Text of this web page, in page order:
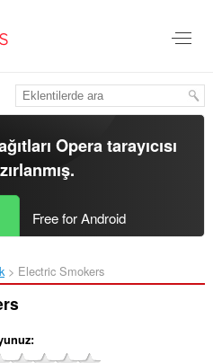
Opera tarayıcısı
Free for Android
Electric Smokers‎